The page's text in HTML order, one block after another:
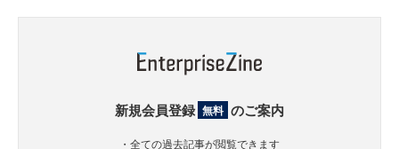
新規会員登録 無料 のご案内
・全ての過去記事が閲覧できます